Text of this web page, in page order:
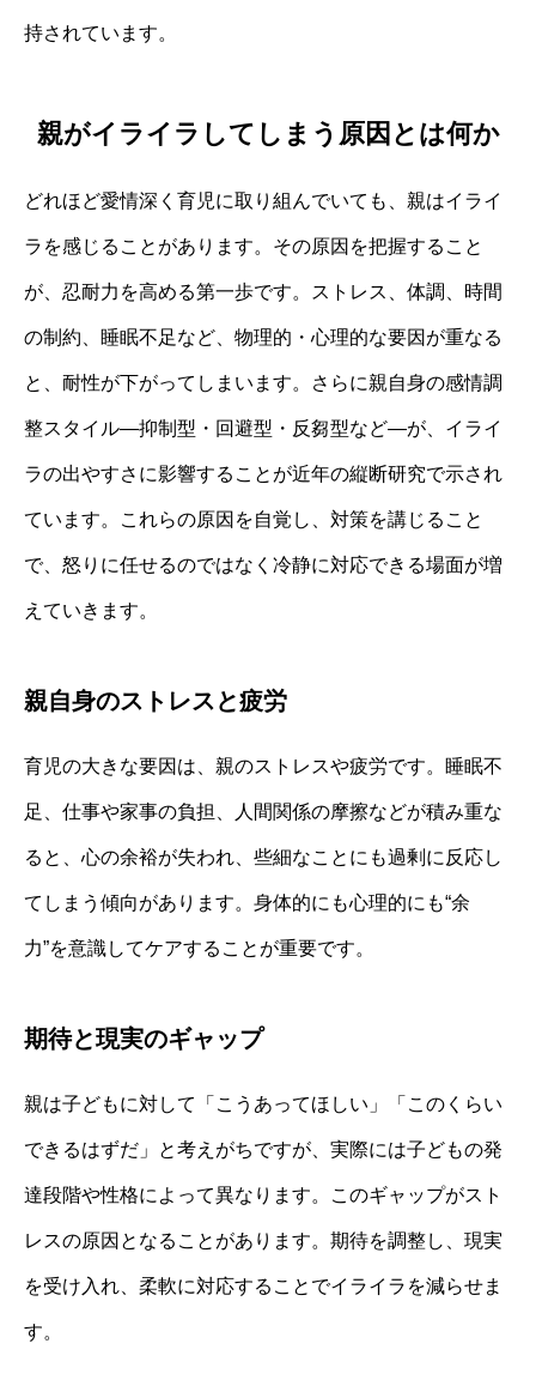
持されています。
親がイライラしてしまう原因とは何か
どれほど愛情深く育児に取り組んでいても、親はイライ
ラを感じることがあります。その原因を把握すること
が、忍耐力を高める第一歩です。ストレス、体調、時間
の制約、睡眠不足など、物理的・心理的な要因が重なる
と、耐性が下がってしまいます。さらに親自身の感情調
整スタイル—抑制型・回避型・反芻型など—が、イライ
ラの出やすさに影響することが近年の縦断研究で示され
ています。これらの原因を自覚し、対策を講じること
で、怒りに任せるのではなく冷静に対応できる場面が増
えていきます。
親自身のストレスと疲労
育児の大きな要因は、親のストレスや疲労です。睡眠不
足、仕事や家事の負担、人間関係の摩擦などが積み重な
ると、心の余裕が失われ、些細なことにも過剰に反応し
てしまう傾向があります。身体的にも心理的にも“余
力”を意識してケアすることが重要です。
期待と現実のギャップ
親は子どもに対して「こうあってほしい」「このくらい
できるはずだ」と考えがちですが、実際には子どもの発
達段階や性格によって異なります。このギャップがスト
レスの原因となることがあります。期待を調整し、現実
を受け入れ、柔軟に対応することでイライラを減らせま
す。